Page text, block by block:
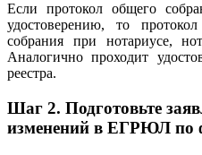
Если протокол общего
удостоверению, то
собрания при нотариусе,
Аналогично проходит
реестра.
Шаг 2. Подготовьте
изменений в ЕГРЮЛ по